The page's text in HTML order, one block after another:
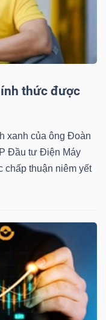
thức được
xanh của ông Đoàn
Đầu tư Điện Máy
chấp thuận niêm yết